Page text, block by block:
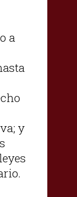
a
y